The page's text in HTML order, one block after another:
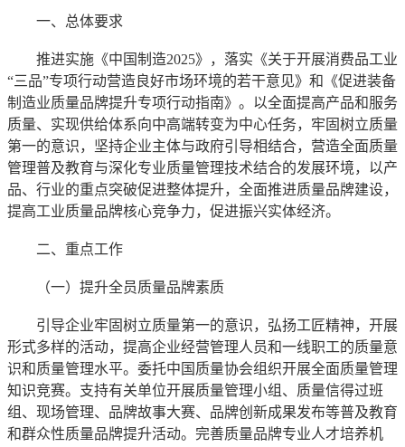
一、总体要求
推进实施《中国制造2025》，落实《关于开展消费品工业
“三品”专项行动营造良好市场环境的若干意见》和《促进装备
制造业质量品牌提升专项行动指南》。以全面提高产品和服务
质量、实现供给体系向中高端转变为中心任务，牢固树立质量
第一的意识，坚持企业主体与政府引导相结合，营造全面质量
管理普及教育与深化专业质量管理技术结合的发展环境，以产
品、行业的重点突破促进整体提升，全面推进质量品牌建设，
提高工业质量品牌核心竞争力，促进振兴实体经济。
二、重点工作
（一）提升全员质量品牌素质
引导企业牢固树立质量第一的意识，弘扬工匠精神，开展
形式多样的活动，提高企业经营管理人员和一线职工的质量意
识和质量管理水平。委托中国质量协会组织开展全面质量管理
知识竞赛。支持有关单位开展质量管理小组、质量信得过班
组、现场管理、品牌故事大赛、品牌创新成果发布等普及教育
和群众性质量品牌提升活动。完善质量品牌专业人才培养机